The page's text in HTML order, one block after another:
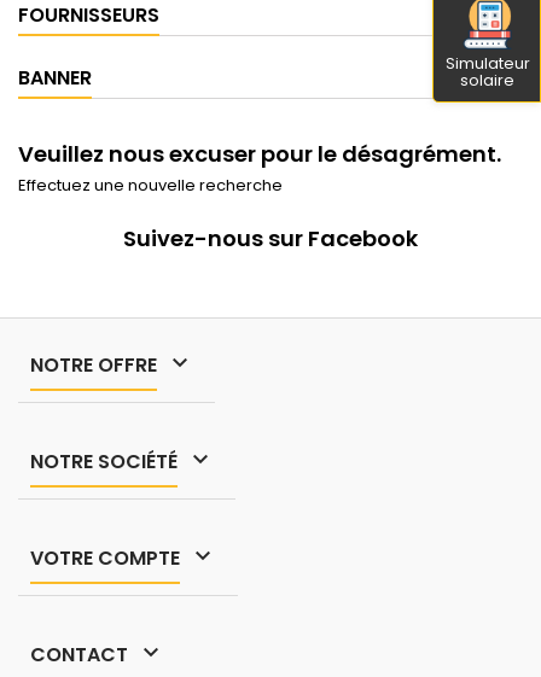
FOURNISSEURS
BANNER
Veuillez nous excuser pour le désagrément.
Effectuez une nouvelle recherche
Suivez-nous sur Facebook
NOTRE OFFRE 
NOTRE SOCIÉTÉ 
VOTRE COMPTE 
CONTACT 
Simulateur
solaire